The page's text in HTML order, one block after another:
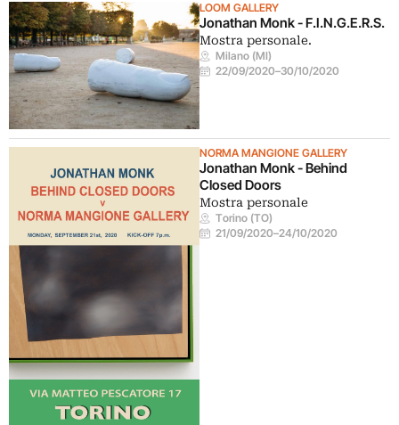
LOOM GALLERY
Jonathan Monk - F.I.N.G.E.R.S.
Mostra personale.
Milano (MI)
22/09/2020–30/10/2020
NORMA MANGIONE GALLERY
Jonathan Monk - Behind
Closed Doors
Mostra personale
Torino (TO)
21/09/2020–24/10/2020